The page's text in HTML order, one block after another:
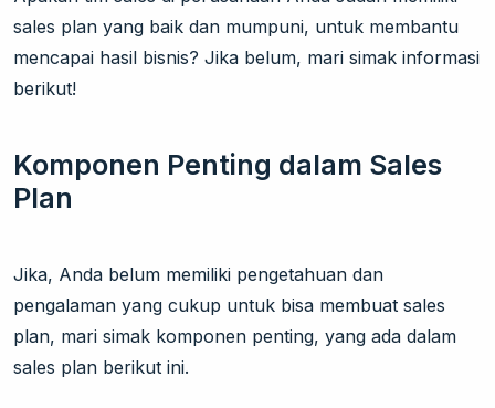
sales plan yang baik dan mumpuni, untuk membantu
mencapai hasil bisnis? Jika belum, mari simak informasi
berikut!
Komponen Penting dalam Sales
Plan
Jika, Anda belum memiliki pengetahuan dan
pengalaman yang cukup untuk bisa membuat sales
plan, mari simak komponen penting, yang ada dalam
sales plan berikut ini.